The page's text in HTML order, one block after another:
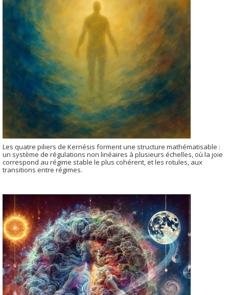
Les quatre piliers de Kernésis forment une structure mathématisable :
un système de régulations non linéaires à plusieurs échelles, où la joie
correspond au régime stable le plus cohérent, et les rotules, aux
transitions entre régimes.